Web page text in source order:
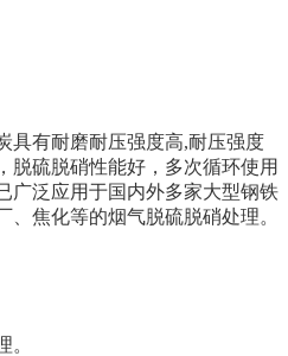
具有耐磨耐压强度高,耐压强度
脱硫脱硝性能好，多次循环使用
广泛应用于国内外多家大型钢铁
焦化等的烟气脱硫脱硝处理。
。